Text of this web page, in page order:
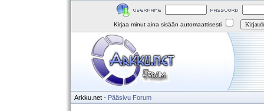
Kirjaa minut aina sisään automaattisesti
Arkku.net - Pääsivu Forum